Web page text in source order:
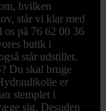
hvilken
står vi klar med
på 76 62 00 36
butik i
står udstillet.
Du skal bruge
er
stemplet i
sig. Desuden